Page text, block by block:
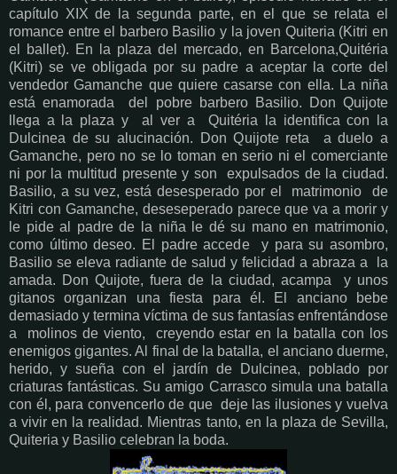
capítulo XIX de la segunda parte, en el que se relata el
romance entre el barbero Basilio y la joven Quiteria (Kitri en
el ballet). En la plaza del mercado, en Barcelona, ​​Quitéria
(Kitri) se ve obligada por su padre a aceptar la corte del
vendedor Gamanche que quiere casarse con ella. La niña
está enamorada del pobre barbero Basilio. Don Quijote
llega a la plaza y al ver a Quitéria la identifica con la
Dulcinea de su alucinación. Don Quijote reta a duelo a
Gamanche, pero no se lo toman en serio ni el comerciante
ni por la multitud presente y son expulsados ​​de la ciudad.
Basilio, a su vez, está desesperado por el matrimonio de
Kitri con Gamanche, deseseperado parece que va a morir y
le pide al padre de la niña le dé su mano en matrimonio,
como último deseo. El padre accede y para su asombro,
Basilio se eleva radiante de salud y felicidad a abraza a la
amada. Don Quijote, fuera de la ciudad, acampa y unos
gitanos organizan una fiesta para él. El anciano bebe
demasiado y termina víctima de sus fantasías enfrentándose
a molinos de viento, creyendo estar en la batalla con los
enemigos gigantes. Al final de la batalla, el anciano duerme,
herido, y sueña con el jardín de Dulcinea, poblado por
criaturas fantásticas. Su amigo Carrasco simula una batalla
con él, para convencerlo de que deje las ilusiones y vuelva
a vivir en la realidad. Mientras tanto, en la plaza de Sevilla,
Quiteria y Basilio celebran la boda.